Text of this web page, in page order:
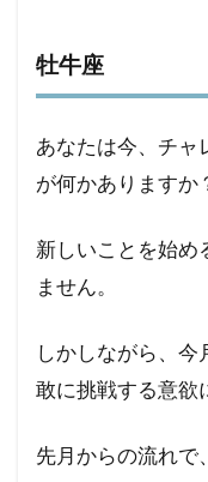
1.10
山羊座
水瓶座
1.12
牡牛座
あなたは今、チャ
が何かありますか
新しいことを始め
ません。
しかしながら、
敢に挑戦する意欲
先月からの流れで